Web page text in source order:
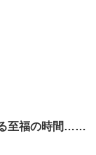
る至福の時間……